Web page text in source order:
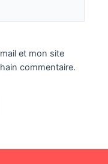
et mon site
commentaire.